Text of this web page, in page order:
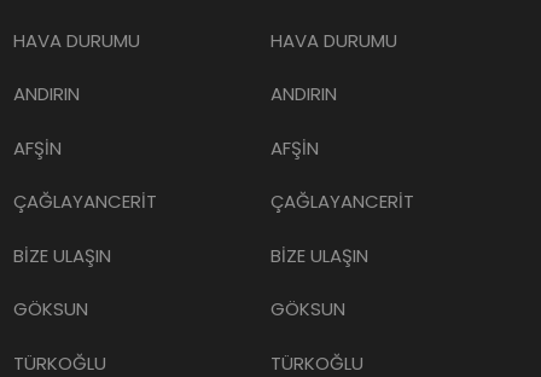
HAVA DURUMU
ANDIRIN
AFŞİN
ÇAĞLAYANCERİT
BİZE ULAŞIN
GÖKSUN
TÜRKOĞLU
HAVA DURUMU
ANDIRIN
AFŞİN
ÇAĞLAYANCERİT
BİZE ULAŞIN
GÖKSUN
TÜRKOĞLU